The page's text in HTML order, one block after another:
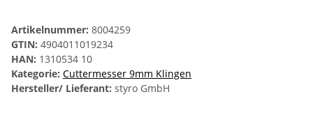
Artikelnummer: 8004259
GTIN: 4904011019234
HAN: 1310534 10
Kategorie: Cuttermesser 9mm Klingen
Hersteller/ Lieferant: styro GmbH